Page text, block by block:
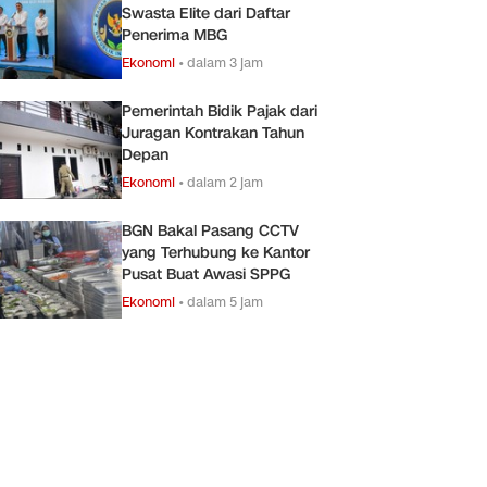
Swasta Elite dari Daftar
Penerima MBG
Ekonomi •dalam 3 jam
Pemerintah Bidik Pajak dari
Juragan Kontrakan Tahun
Depan
Ekonomi •dalam 2 jam
BGN Bakal Pasang CCTV
yang Terhubung ke Kantor
Pusat Buat Awasi SPPG
Ekonomi •dalam 5 jam